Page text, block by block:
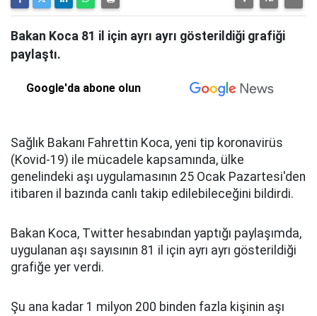
Bakan Koca 81 il için ayrı ayrı gösterildiği grafiği
paylaştı.
Google'da abone olun
Sağlık Bakanı Fahrettin Koca, yeni tip koronavirüs
(Kovid-19) ile mücadele kapsamında, ülke
genelindeki aşı uygulamasının 25 Ocak Pazartesi'den
itibaren il bazında canlı takip edilebileceğini bildirdi.
Bakan Koca, Twitter hesabından yaptığı paylaşımda,
uygulanan aşı sayısının 81 il için ayrı ayrı gösterildiği
grafiğe yer verdi.
Şu ana kadar 1 milyon 200 binden fazla kişinin aşı